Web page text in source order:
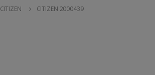
CITIZEN CITIZEN 2000439